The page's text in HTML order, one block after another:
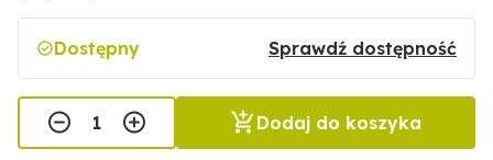
Dostępny Sprawdź dostępność
Dodaj do koszyka